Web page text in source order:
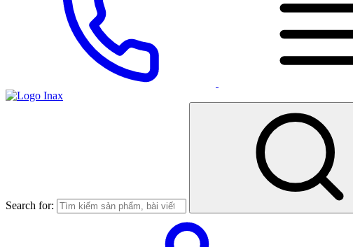
Search for: